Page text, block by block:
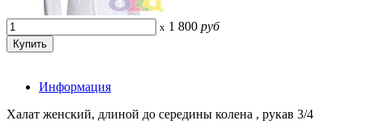
x 1 800 руб
Информация
Халат женский, длиной до середины колена , рукав 3/4